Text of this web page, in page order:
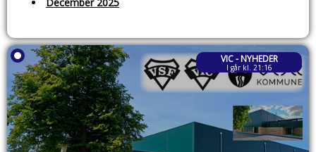
VIC - NYHEDER
I går kl. 21:16